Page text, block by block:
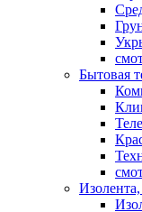
Бытовая